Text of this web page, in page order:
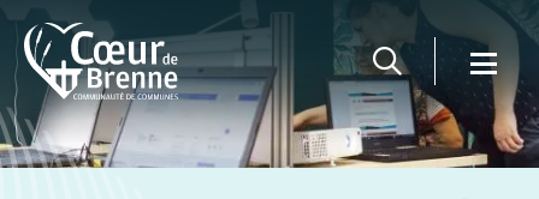
Panneau de gestion des cookies